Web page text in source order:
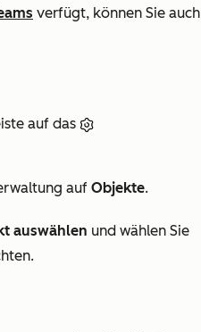
verfügt, können Sie auch
auf das
auf Objekte.
auswählen und wählen Sie